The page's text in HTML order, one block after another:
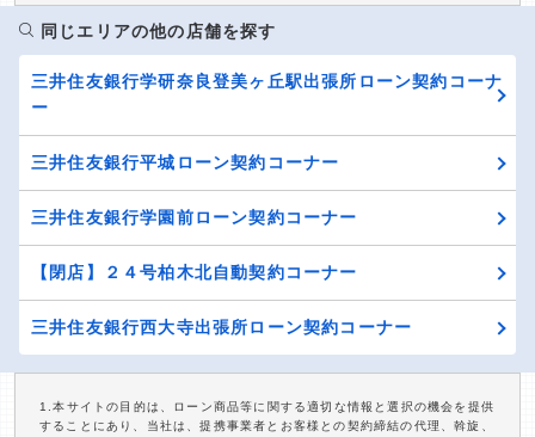
同じエリアの他の店舗を探す
三井住友銀行学研奈良登美ヶ丘駅出張所ローン契約コーナ
ー
三井住友銀行平城ローン契約コーナー
三井住友銀行学園前ローン契約コーナー
【閉店】２４号柏木北自動契約コーナー
三井住友銀行西大寺出張所ローン契約コーナー
1.本サイトの目的は、ローン商品等に関する適切な情報と選択の機会を提供
することにあり、当社は、提携事業者とお客様との契約締結の代理、斡旋、